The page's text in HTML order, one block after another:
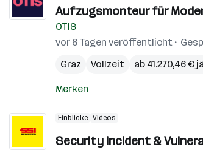
Aufzugsmonteur für
OTIS
vor 6 Tagen veröffentlicht
Graz
Vollzeit ab 41.270,46 €
Merken
Einblicke Videos
Security Incident &